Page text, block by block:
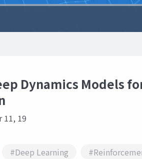
Dynamics Models
11, 19
#Deep Learning